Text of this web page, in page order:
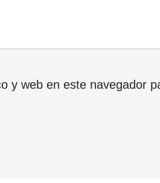
y web en este navegador